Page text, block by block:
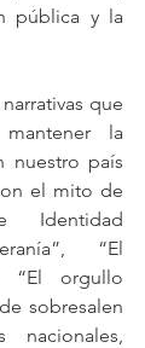
pública y la
que
la
nuestro país
el mito de
Identidad
“El
“El orgullo
sobresalen
nacionales,